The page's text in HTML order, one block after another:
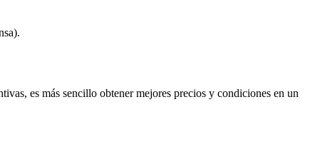
es más sencillo obtener mejores precios y condiciones en un